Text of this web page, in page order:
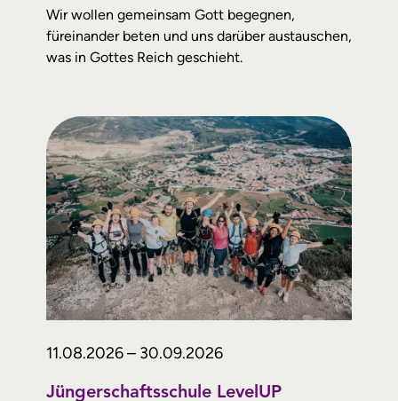
Wir wollen gemeinsam Gott begegnen,
füreinander beten und uns darüber austauschen,
was in Gottes Reich geschieht.
11.08.2026 – 30.09.2026
Jüngerschaftsschule LevelUP